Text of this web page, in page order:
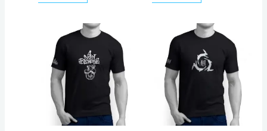
tiene
múltiples
variantes.
Las
opciones
pueden
elegir
tiene
múltiples
variantes.
Las
opciones
pueden
elegir